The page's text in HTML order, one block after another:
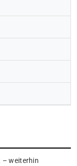
– weiterhin